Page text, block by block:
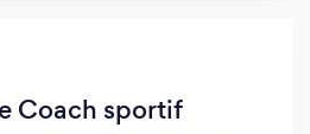
Coach sportif